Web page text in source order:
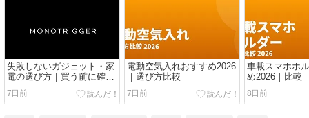
失敗しないガジェット・家
電の選び方｜買う前に確認
したい7つのチェックポイ
ント
7日前
電動空気入れおすすめ2026
｜選び方比較
7日前
車載スマホホ
め2026｜比較
8日前